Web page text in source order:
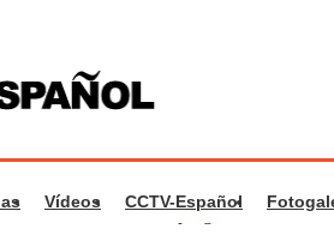
Vídeos CCTV-Español
China>Videos de programa